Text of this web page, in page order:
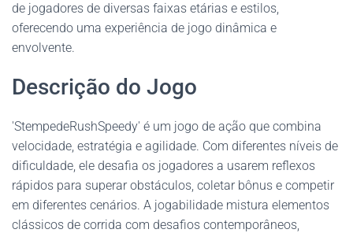
de jogadores de diversas faixas etárias e estilos,
oferecendo uma experiência de jogo dinâmica e
envolvente.
Descrição do Jogo
'StempedeRushSpeedy' é um jogo de ação que combina
velocidade, estratégia e agilidade. Com diferentes níveis de
dificuldade, ele desafia os jogadores a usarem reflexos
rápidos para superar obstáculos, coletar bônus e competir
em diferentes cenários. A jogabilidade mistura elementos
clássicos de corrida com desafios contemporâneos,